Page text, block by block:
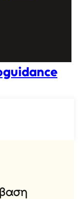
βαση